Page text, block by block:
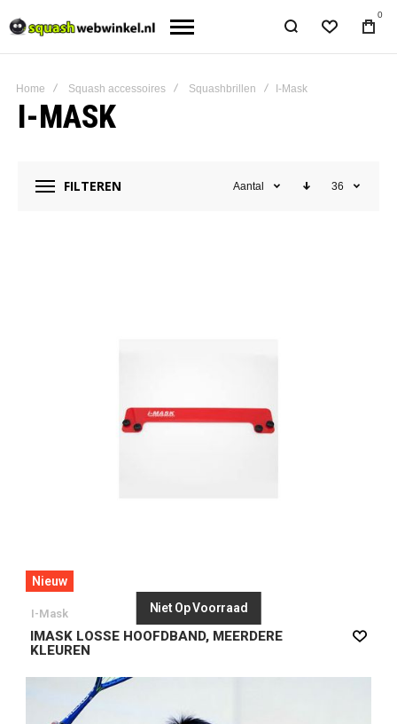
0
Home Squash accessoires Squashbrillen I-Mask
I-MASK
FILTEREN Aantal 36
Niet Op Voorraad
Nieuw
I-Mask
IMASK LOSSE HOOFDBAND, MEERDERE
KLEUREN